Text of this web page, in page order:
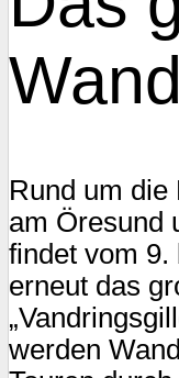
Rund um die
am Öresund
findet vom 9.
erneut das
werden